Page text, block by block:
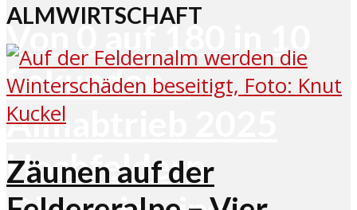
Von 0 auf 180 in 10
Sekunden –
Almabtrieb 2025
Hochfeldern
ALMWIRTSCHAFT
Zäunen auf der